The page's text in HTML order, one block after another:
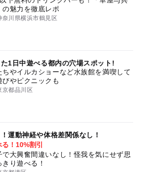
の魅力を徹底レポ
奈川県横浜市鶴見区
1日中遊べる都内の穴場スポット!
ちやイルカショーなど水族館を満喫して
びやピクニックも
京都品川区
運動神経や体格差関係なし！
！10%割引
で大興奮間違いなし！怪我を気にせず思
きり遊べる！